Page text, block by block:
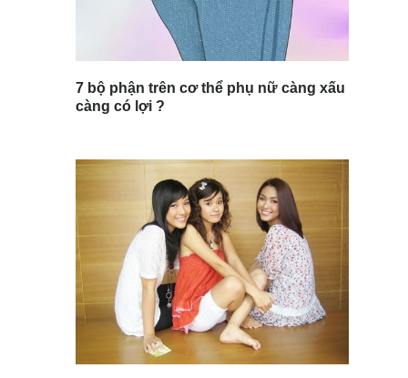
7 bộ phận trên cơ thể phụ nữ càng xấu
càng có lợi ?